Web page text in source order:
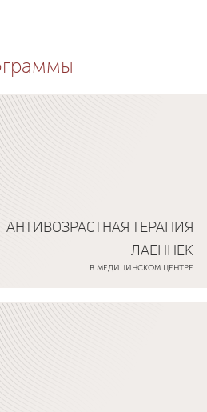
АНТИВОЗРАСТНАЯ ТЕРАПИЯ
ЛАЕННЕК
В МЕДИЦИНСКОМ ЦЕНТРЕ